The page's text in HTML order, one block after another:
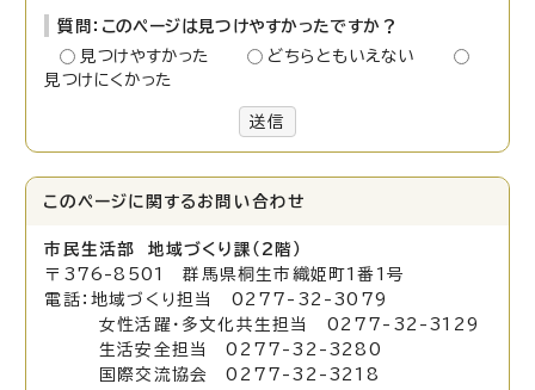
質問：このページは見つけやすかったですか？
見つけやすかった
どちらともいえない
見つけにくかった
送信
このページに関する お問い合わせ
市民生活部 地域づくり課（2階）
〒376-8501 群馬県桐生市織姫町1番1号
電話：地域づくり担当 0277-32-3079
女性活躍・多文化共生担当 0277-32-3129
生活安全担当 0277-32-3280
国際交流協会 0277-32-3218